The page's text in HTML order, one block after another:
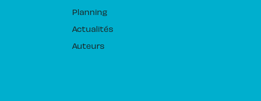
Planning
Actualités
Auteurs